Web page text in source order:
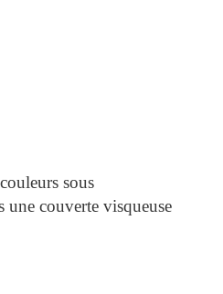
sous
une couverte visqueuse